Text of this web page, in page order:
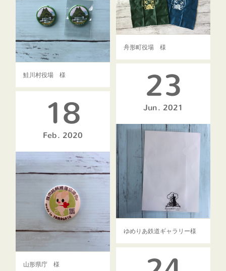
舟形町役場 様
鮭川村役場 様 23
Jun 2021
ゆめりあ鉄道ギャラリー様
18
Feb 2020
山形県庁 様